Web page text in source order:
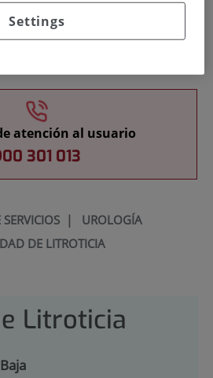
atención al usuario
301 013
| UROLOGÍA
DE LITROTICIA
Litroticia
Settings